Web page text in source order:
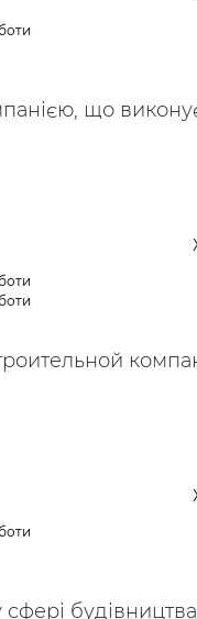
що
будівництва